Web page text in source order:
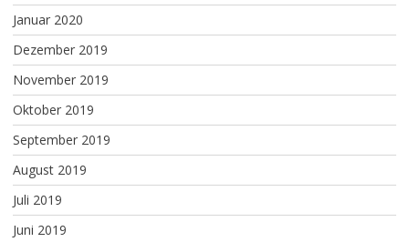
Januar 2020
Dezember 2019
November 2019
Oktober 2019
September 2019
August 2019
Juli 2019
Juni 2019